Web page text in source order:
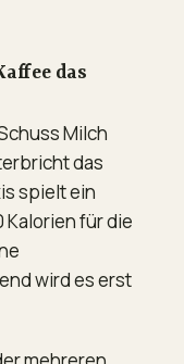
das
Milch
das
spielt ein
Kalorien für die
wird es erst